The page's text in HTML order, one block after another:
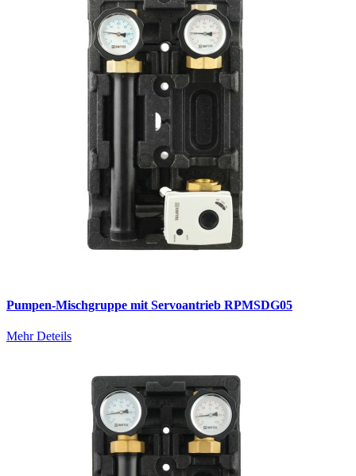
Pumpen-Mischgruppe mit Servoantrieb RPMSDG05
Mehr Deteils